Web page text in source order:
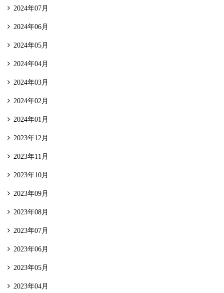
2024年07月
2024年06月
2024年05月
2024年04月
2024年03月
2024年02月
2024年01月
2023年12月
2023年11月
2023年10月
2023年09月
2023年08月
2023年07月
2023年06月
2023年05月
2023年04月